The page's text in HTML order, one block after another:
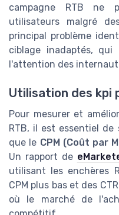
campagne RTB ne
utilisateurs malgré
principal problème
ciblage inadaptés,
l'attention des
Utilisation des kpi
Pour mesurer et
RTB, il est essentiel de
que le CPM (Coût par
Un rapport de
utilisant les enchères
CPM plus bas et des
où le marché de